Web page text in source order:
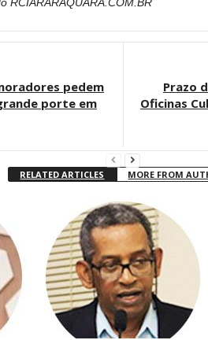
pedem
porte em
Prazo
Oficinas
RELATED ARTICLES MORE FROM